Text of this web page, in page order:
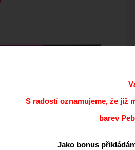
S radostí oznamujeme, že již
barev
Jako bonus